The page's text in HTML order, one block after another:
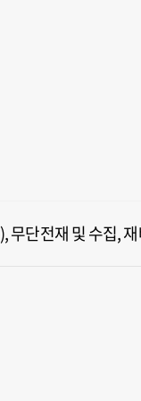
단전재 및 수집,